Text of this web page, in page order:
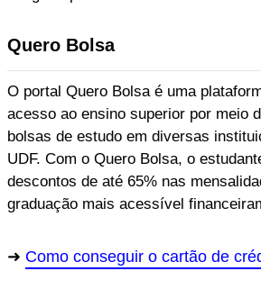
Quero Bolsa
O portal Quero Bolsa é uma
acesso ao ensino superior por meio
bolsas de estudo em diversas
UDF. Com o Quero Bolsa, o
descontos de até 65% nas
graduação mais acessível
Como conseguir o cartão de